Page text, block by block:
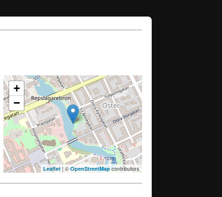
+
−
Leaflet| ©OpenStreetMapcontributors